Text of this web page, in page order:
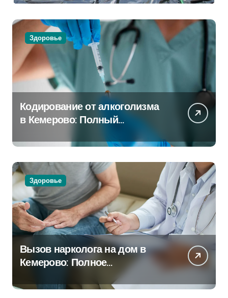
Здоровье
Кодирование от алкоголизма
в Кемерово: Полный
Здоровье
Вызов нарколога на дом в
Кемерово: Полное